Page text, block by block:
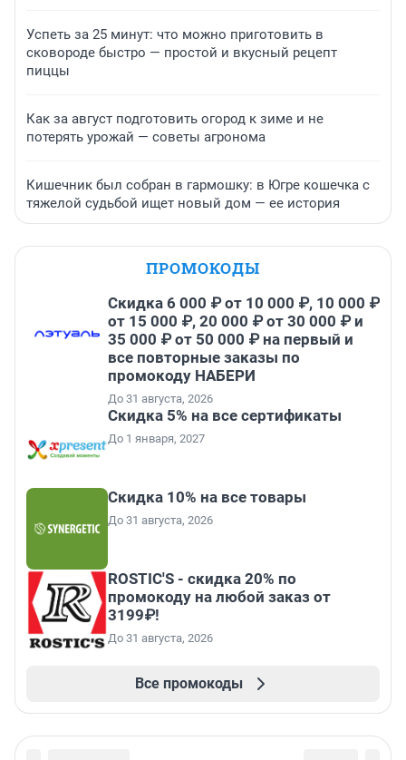
Успеть за 25 минут: что можно приготовить в
сковороде быстро — простой и вкусный рецепт
пиццы
Как за август подготовить огород к зиме и не
потерять урожай — советы агронома
Кишечник был собран в гармошку: в Югре кошечка с
тяжелой судьбой ищет новый дом — ее история
ПРОМОКОДЫ
Скидка 6 000 ₽ от 10 000 ₽, 10 000 ₽
от 15 000 ₽, 20 000 ₽ от 30 000 ₽ и
35 000 ₽ от 50 000 ₽ на первый и
все повторные заказы по
промокоду НАБЕРИ
До 31 августа, 2026
Скидка 5% на все сертификаты
До 1 января, 2027
Скидка 10% на все товары
До 31 августа, 2026
ROSTIC'S - скидка 20% по
промокоду на любой заказ от
3199₽!
До 31 августа, 2026
Все промокоды